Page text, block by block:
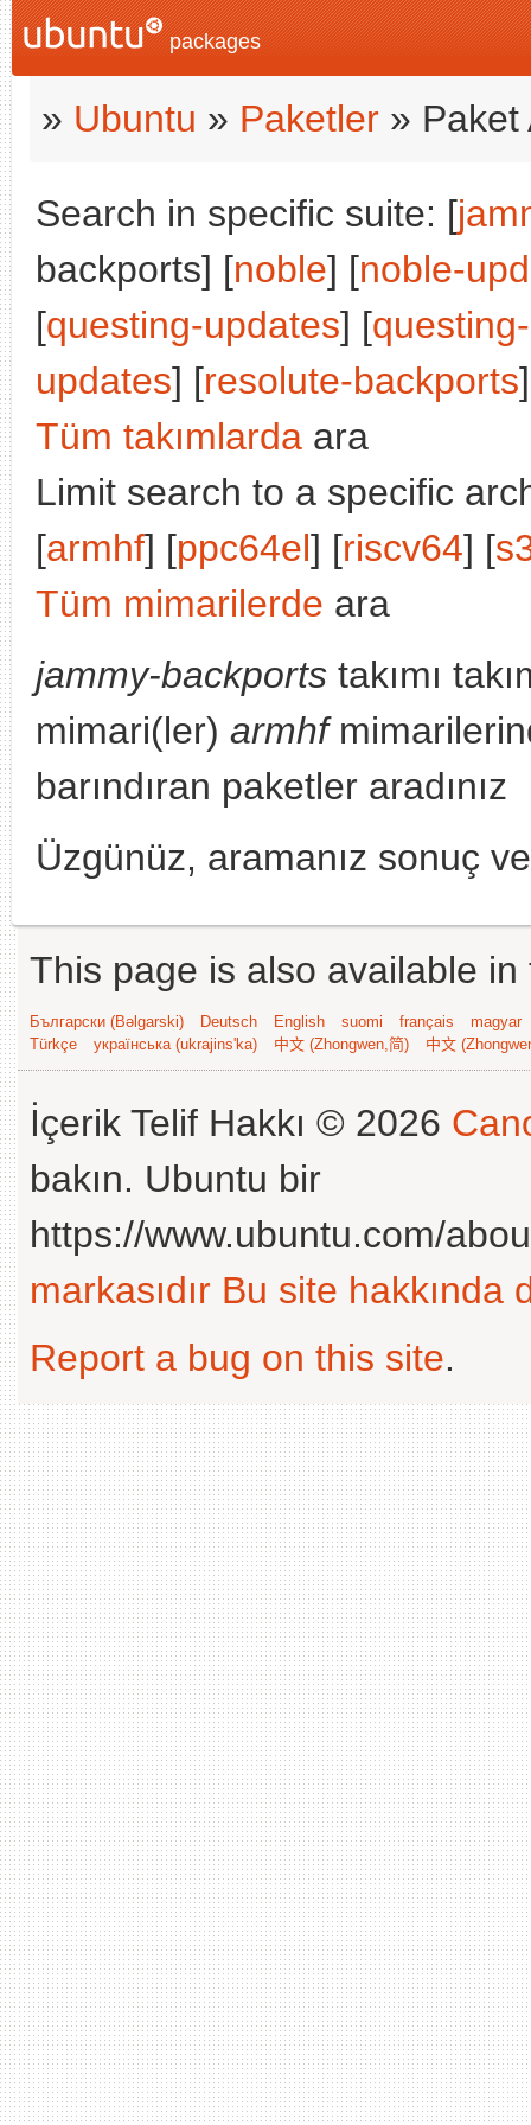
packages
» Ubuntu » Paketler » Paket
Search in specific suite: [
backports] [noble] [noble-
[questing-updates] [
updates] [resolute-backports
Tüm takımlarda ara
Limit search to a specific
[armhf] [ppc64el] [riscv64] [
Tüm mimarilerde ara
jammy-backports takımı
mimari(ler) armhf
barındıran paketler aradınız
Üzgünüz, aramanız sonuç
This page is also available
Български (Bəlgarski) Deutsch English suomi français
magyar
Türkçe
українська (ukrajins'ka) 中文 (Zhongwen,简) 中文
İçerik Telif Hakkı © 2026
bakın. Ubuntu bir
https://www.ubuntu.com/
markasıdır Bu site hakkında
Report a bug on this site.